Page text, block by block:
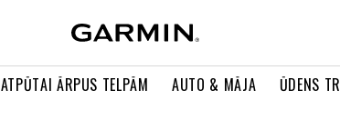
ATPŪTAI ĀRPUS TELPĀM AUTO & MĀJA ŪDENS